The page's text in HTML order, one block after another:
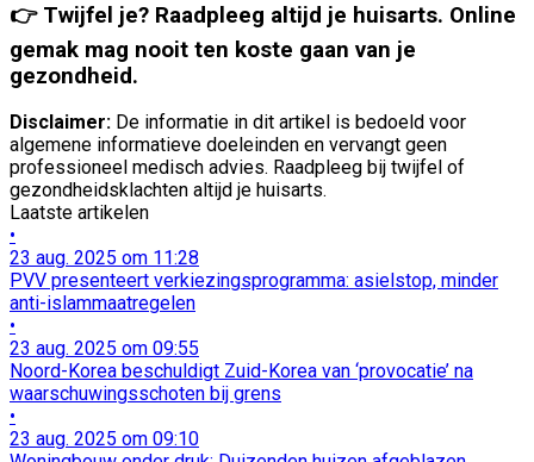
👉 Twijfel je? Raadpleeg altijd je huisarts. Online
gemak mag nooit ten koste gaan van je
gezondheid.
Disclaimer: De informatie in dit artikel is bedoeld voor
algemene informatieve doeleinden en vervangt geen
professioneel medisch advies. Raadpleeg bij twijfel of
gezondheidsklachten altijd je huisarts.
Laatste artikelen
•
23 aug. 2025 om 11:28
PVV presenteert verkiezingsprogramma: asielstop, minder
anti-islammaatregelen
•
23 aug. 2025 om 09:55
Noord-Korea beschuldigt Zuid-Korea van ‘provocatie’ na
waarschuwingsschoten bij grens
•
23 aug. 2025 om 09:10
Beperkte gegevens gebruiken om content te
selecteren
Precieze geolocatiegegevens gebruiken
Apparaten identificeren op basis van actief
opgevraagde informatie
Noodzakelijk
Functioneel